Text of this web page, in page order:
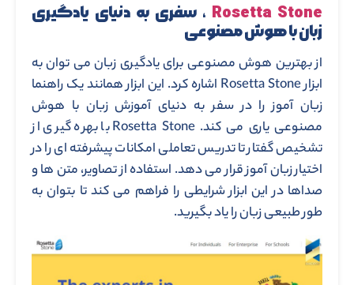
Rosetta Stone ، سفری به دنیای یادگیری
زبان با هوش مصنوعی
از بهترین هوش مصنوعی برای یادگیری زبان می توان به
ابزار Rosetta Stone اشاره کرد. این ابزار همانند یک راهنما
زبان آموز را در سفر به دنیای آموزش زبان با هوش
مصنوعی یاری می کند. Rosetta Stone با بهره گیری از
تشخیص گفتار تا تدریس تعاملی امکانات پیشرفته ای را در
اختیار زبان آموز قرار می دهد. استفاده از تصاویر، متن ها و
صداها در این ابزار شرایطی را فراهم می کند تا بتوان به
طور طبیعی زبان را یاد بگیرید.